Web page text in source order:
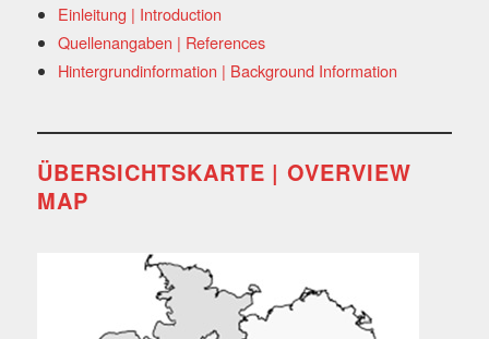
Einleitung | Introduction
Quellenangaben | References
Hintergrundinformation | Background Information
ÜBERSICHTSKARTE | OVERVIEW
MAP